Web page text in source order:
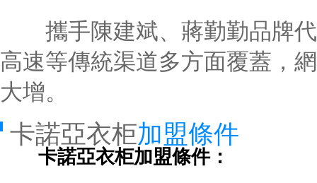
攜手陳建斌、蔣勤勤品牌代
高速等傳統渠道多方面覆蓋，
大增。
卡諾亞衣柜加盟條件
卡諾亞衣柜加盟條件：